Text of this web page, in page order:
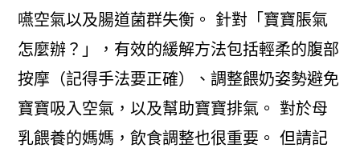
嚥空氣以及腸道菌群失衡。 針對「寶寶脹氣
怎麼辦？」，有效的緩解方法包括輕柔的腹部
按摩（記得手法要正確）、調整餵奶姿勢避免
寶寶吸入空氣，以及幫助寶寶排氣。 對於母
乳餵養的媽媽，飲食調整也很重要。 但請記